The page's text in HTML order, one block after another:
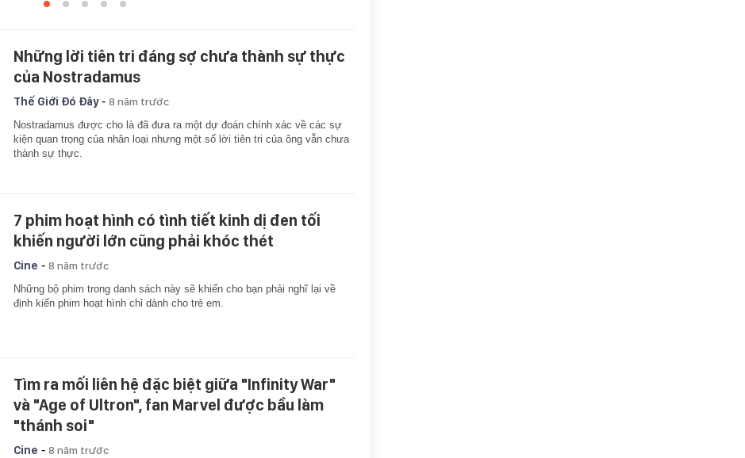
Những lời tiên tri đáng sợ chưa thành sự thực
của Nostradamus
Thế Giới Đó Đây- 8 năm trước
Nostradamus được cho là đã đưa ra một dự đoán chính xác về các sự
kiện quan trọng của nhân loại nhưng một số lời tiên tri của ông vẫn chưa
thành sự thực.
7 phim hoạt hình có tình tiết kinh dị đen tối
khiến người lớn cũng phải khóc thét
Cine - 8 năm trước
Những bộ phim trong danh sách này sẽ khiến cho bạn phải nghĩ lại về
định kiến phim hoạt hình chỉ dành cho trẻ em.
Tìm ra mối liên hệ đặc biệt giữa "Infinity War"
và "Age of Ultron", fan Marvel được bầu làm
"thánh soi"
Cine - 8 năm trước